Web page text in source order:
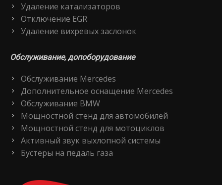
Удаление катализаторов
Отключение EGR
Удаление вихревых заслонок
Обслуживание, допоборудование
Обслуживание Mercedes
Дополнительное оснащение Mercedes
Обслуживание BMW
Мощностной стенд для автомобилей
Мощностной стенд для мотоциклов
Активный звук выхлопной системы
Бустеры на педаль газа